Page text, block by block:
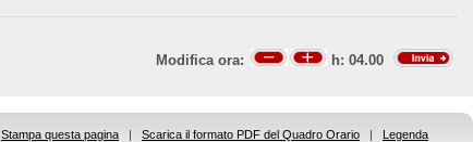
Modifica ora: h: 04.00
Stampa questa pagina | Scarica il formato PDF del Quadro Orario | Legenda